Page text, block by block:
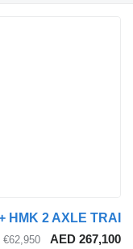
AED
€62,950
≈ $72,730